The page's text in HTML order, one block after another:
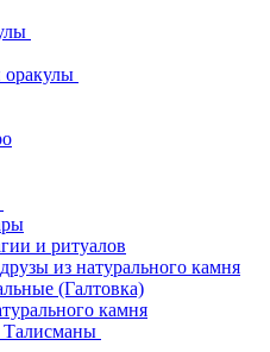
и ритуалов
из натурального камня
(Галтовка)
камня
Талисманы